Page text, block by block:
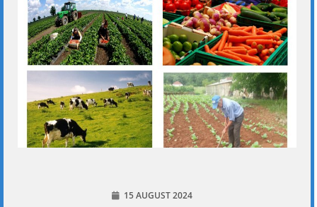
15 AUGUST 2024